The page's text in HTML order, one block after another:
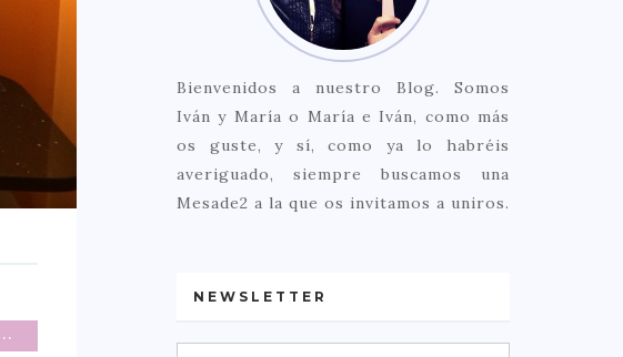
Bienvenidos a nuestro Blog. Somos
Iván y María o María e Iván, como más
os guste, y sí, como ya lo habréis
averiguado, siempre buscamos una
Mesade2 a la que os invitamos a uniros.
NEWSLETTER